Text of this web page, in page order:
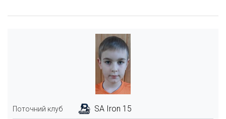
Поточний клуб SA Iron 15